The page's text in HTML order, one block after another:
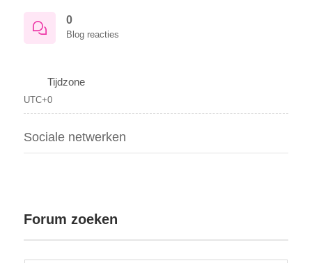
0
Blog reacties
Tijdzone
UTC+0
Sociale netwerken
Forum zoeken